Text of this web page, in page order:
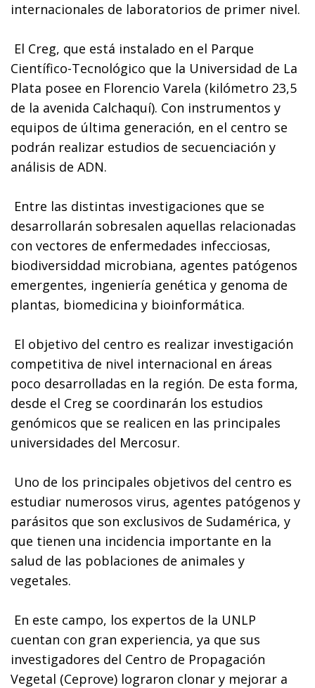
internacionales de laboratorios de primer nivel.
El Creg, que está instalado en el Parque
Científico-Tecnológico que la Universidad de La
Plata posee en Florencio Varela (kilómetro 23,5
de la avenida Calchaquí). Con instrumentos y
equipos de última generación, en el centro se
podrán realizar estudios de secuenciación y
análisis de ADN.
Entre las distintas investigaciones que se
desarrollarán sobresalen aquellas relacionadas
con vectores de enfermedades infecciosas,
biodiversiddad microbiana, agentes patógenos
emergentes, ingeniería genética y genoma de
plantas, biomedicina y bioinformática.
El objetivo del centro es realizar investigación
competitiva de nivel internacional en áreas
poco desarrolladas en la región. De esta forma,
desde el Creg se coordinarán los estudios
genómicos que se realicen en las principales
universidades del Mercosur.
Uno de los principales objetivos del centro es
estudiar numerosos virus, agentes patógenos y
parásitos que son exclusivos de Sudamérica, y
que tienen una incidencia importante en la
salud de las poblaciones de animales y
vegetales.
En este campo, los expertos de la UNLP
cuentan con gran experiencia, ya que sus
investigadores del Centro de Propagación
Vegetal (Ceprove) lograron clonar y mejorar a